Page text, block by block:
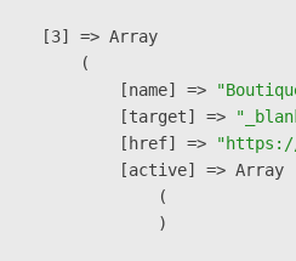
    [3] => Array
        (
            [name] =>
            [target] =>
            [href] =>
"https://
            [active] => Array
                (
                )